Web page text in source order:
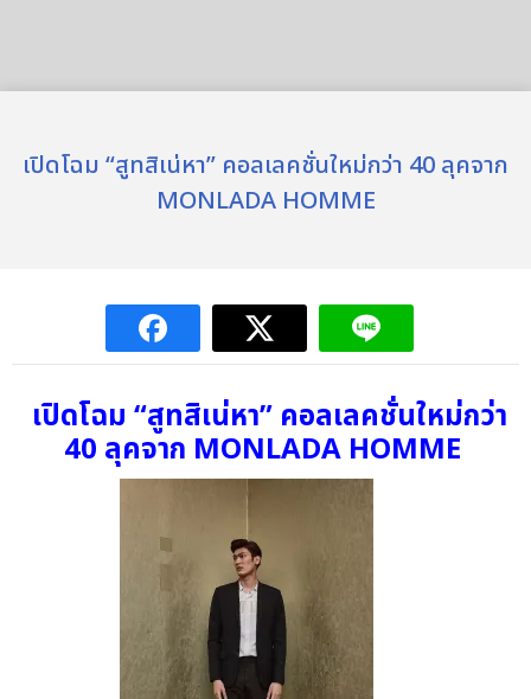
เปิดโฉม “สูทสิเน่หา” คอลเลคชั่นใหม่กว่า 40 ลุคจาก
MONLADA HOMME
เปิดโฉม “สูทสิเน่หา” คอลเลคชั่นใหม่กว่า
40 ลุคจาก MONLADA HOMME